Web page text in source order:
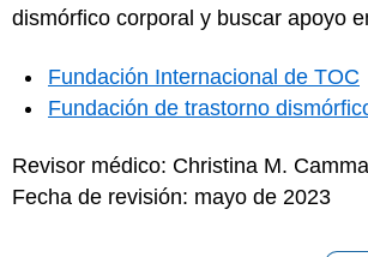
dismórfico corporal y buscar apoyo
Fundación Internacional de TOC
Fundación de trastorno
Revisor médico: Christina M.
Fecha de revisión: mayo de 2023